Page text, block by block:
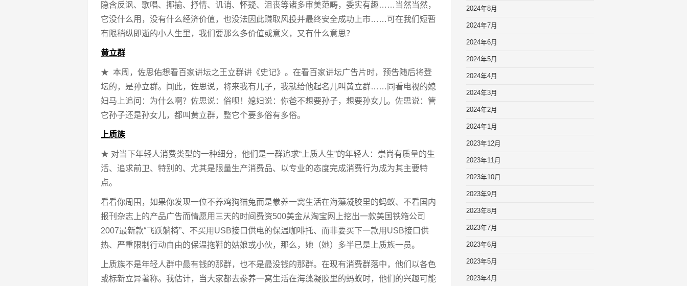
隐含反讽、歌唱、揶揄、抒情、讥诮、怀疑、沮丧等诸多审美范畴，委实有趣……当然当然，
它没什么用，没有什么经济价值，也没法因此赚取风投并最终安全成功上市……可在我们短暂
有限稍纵即逝的小人生里，我们要那么多价值或意义，又有什么意思？
黄立群
★ 本周，佐思佑想看百家讲坛之王立群讲《史记》。在看百家讲坛广告片时，预告随后将登
坛的，是孙立群。闻此，佐思说，将来我有儿子，我就给他起名儿叫黄立群……同看电视的媳
妇马上追问：为什么啊？佐思说：俗呗！媳妇说：你爸不想要孙子，想要孙女儿。佐思说：管
它孙子还是孙女儿，都叫黄立群，整它个要多俗有多俗。
上质族
★ 对当下年轻人消费类型的一种细分，他们是一群追求“上质人生”的年轻人：崇尚有质量的生
活、追求前卫、特别的、尤其是限量生产消费品、以专业的态度完成消费行为成为其主要特
点。
看看你周围，如果你发现一位不养鸡狗猫兔而是豢养一窝生活在海藻凝胶里的蚂蚁、不看国内
报刊杂志上的产品广告而情愿用三天的时间费资500美金从淘宝网上挖出一款美国铁箱公司
2007最新款“飞跃躺椅”、不买用USB接口供电的保温咖啡托、而非要买下一款用USB接口供
热、严重限制行动自由的保温拖鞋的姑娘或小伙，那么，她（她）多半已是上质族一员。
上质族不是年轻人群中最有钱的那群，也不是最没钱的那群。在现有消费群落中，他们以各色
或标新立异著称。我估计，当大家都去豢养一窝生活在海藻凝胶里的蚂蚁时，他们的兴趣可能
2024年8月
2024年7月
2024年6月
2024年5月
2024年4月
2024年3月
2024年2月
2024年1月
2023年12月
2023年11月
2023年10月
2023年9月
2023年8月
2023年7月
2023年6月
2023年5月
2023年4月